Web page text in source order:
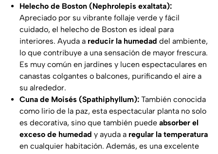
Helecho de Boston (Nephrolepis exaltata):
Apreciado por su vibrante follaje verde y fácil
cuidado, el helecho de Boston es ideal para
interiores. Ayuda a reducir la humedad del ambiente,
lo que contribuye a una sensación de mayor frescura.
Es muy común en jardines y lucen espectaculares en
canastas colgantes o balcones, purificando el aire a
su alrededor.
Cuna de Moisés (Spathiphyllum): También conocida
como lirio de la paz, esta espectacular planta no solo
es decorativa, sino que también puede absorber el
exceso de humedad y ayuda a regular la temperatura
en cualquier habitación. Además, es una excelente